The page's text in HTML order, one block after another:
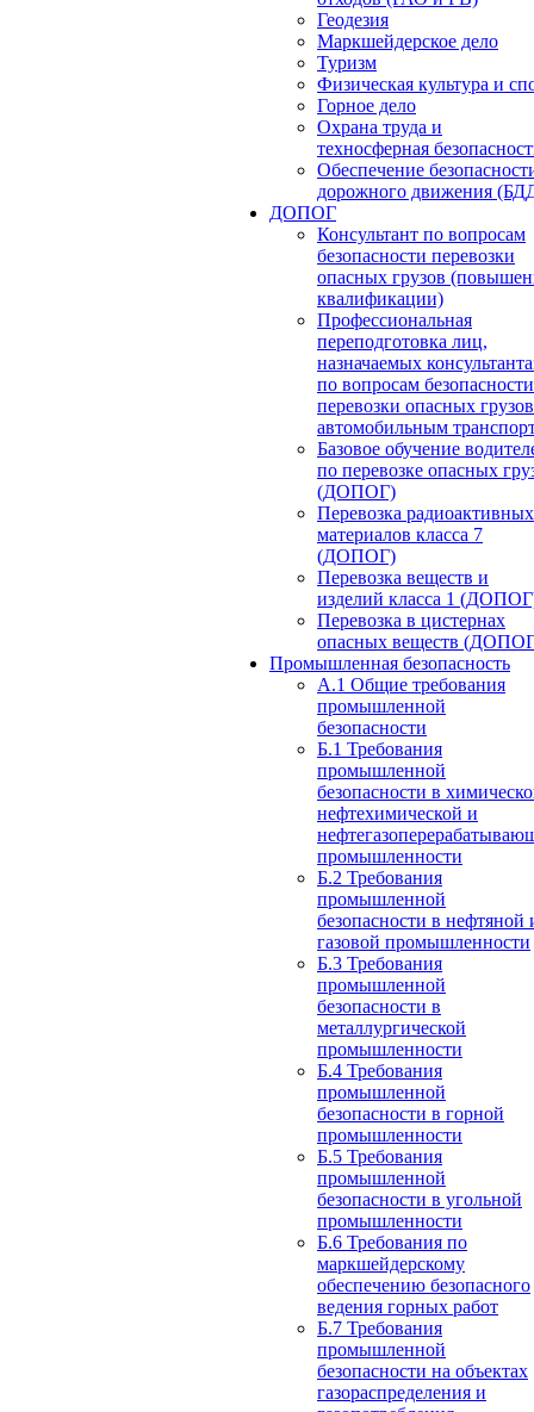
Геодезия
Маркшейдерское дело
Туризм
Физическая культура и
Горное дело
Охрана труда и
техносферная
Обеспечение
дорожного движения
ДОПОГ
Консультант по вопросам
безопасности перевозки
опасных грузов
квалификации)
Профессиональная
переподготовка лиц,
назначаемых
по вопросам безопасности
перевозки опасных грузов
автомобильным
Базовое обучение
по перевозке опасных
(ДОПОГ)
Перевозка радиоактивных
материалов класса 7
(ДОПОГ)
Перевозка веществ и
изделий класса 1
Перевозка в цистернах
опасных веществ
Промышленная безопасность
А.1 Общие требования
промышленной
безопасности
Б.1 Требования
промышленной
безопасности в
нефтехимической и
промышленности
Б.2 Требования
промышленной
безопасности в нефтяной
газовой промышленности
Б.3 Требования
промышленной
безопасности в
металлургической
промышленности
Б.4 Требования
промышленной
безопасности в горной
промышленности
Б.5 Требования
промышленной
безопасности в угольной
промышленности
Б.6 Требования по
маркшейдерскому
обеспечению безопасного
ведения горных работ
Б.7 Требования
промышленной
безопасности на объектах
газораспределения и